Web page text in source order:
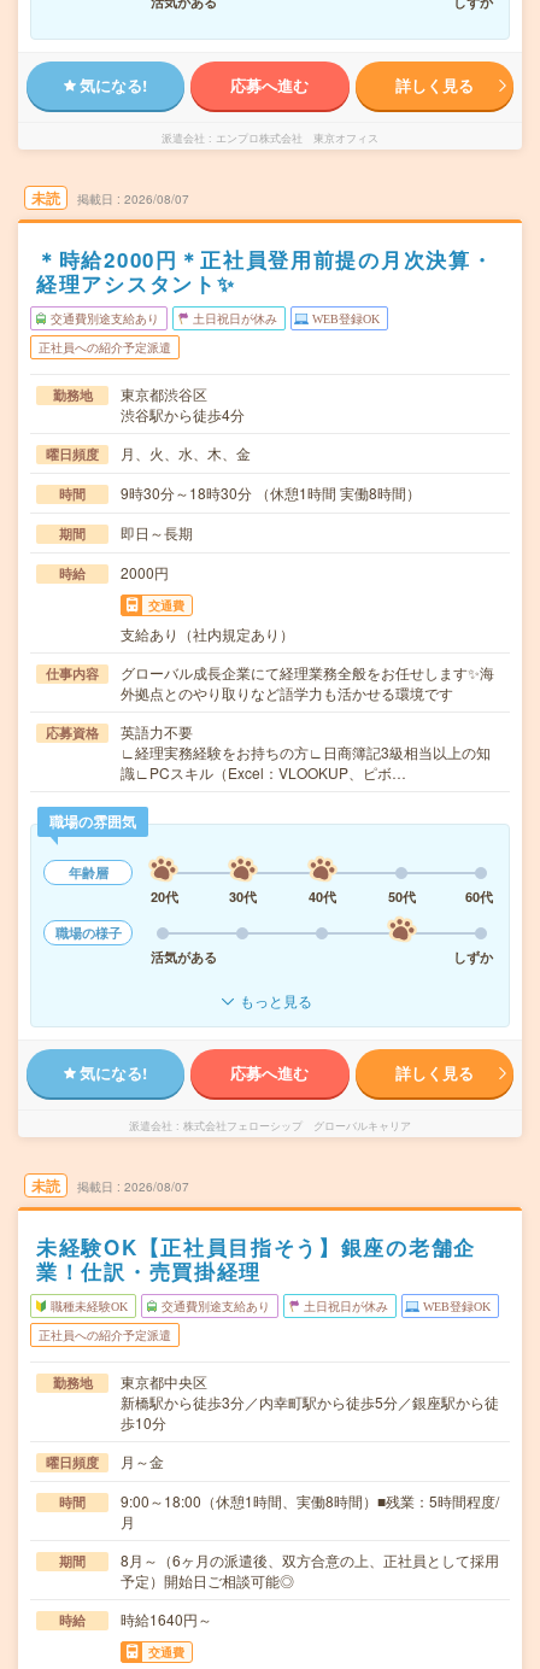
気になる! 応募へ進む 詳しく見る
派遣会社 エンプロ株式会社 東京オフィス
未読 掲載日 2026/08/07
＊時給2000円＊正社員登用前提の月次決算・
経理アシスタント✨
交通費別途支給あり 土日祝日が休み WEB登録OK
正社員への紹介予定派遣
勤務地
東京都渋谷区
渋谷駅から徒歩4分
曜日頻度 月、火、水、木、金
時間 9時30分～18時30分 （休憩1時間 実働8時間）
期間 即日～長期
時給 2000円
交通費
支給あり（社内規定あり）
仕事内容
グローバル成長企業にて経理業務全般をお任せします✨海
外拠点とのやり取りなど語学力も活かせる環境です
応募資格
英語力不要
∟経理実務経験をお持ちの方∟日商簿記3級相当以上の知
識∟PCスキル（Excel：VLOOKUP、ピボ…
職場の雰囲気
年齢層
20代
30代 40代 50代
60代
職場の様子
活気がある
しずか
もっと見る
気になる! 応募へ進む 詳しく見る
派遣会社 株式会社フェローシップ グローバルキャリア
未読 掲載日 2026/08/07
未経験OK【正社員目指そう】銀座の老舗企
業！仕訳・売買掛経理
職種未経験OK 交通費別途支給あり 土日祝日が休み WEB登録OK
正社員への紹介予定派遣
勤務地
東京都中央区
新橋駅から徒歩3分／内幸町駅から徒歩5分／銀座駅から徒
歩10分
曜日頻度 月～金
時間
9:00～18:00（休憩1時間、実働8時間）■残業：5時間程度/
月
期間
8月～（6ヶ月の派遣後、双方合意の上、正社員として採用
予定）開始日ご相談可能◎
時給 時給1640円～
交通費